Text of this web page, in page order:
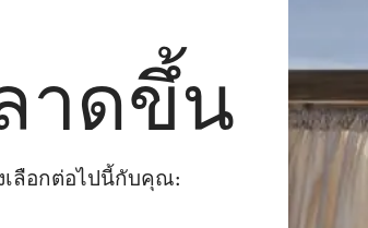
าดขึ้น
เลือกต่อไปนี้กับคุณ: